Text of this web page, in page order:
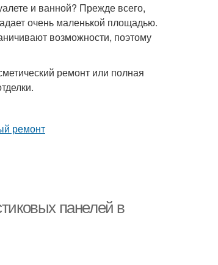
и ванной? Прежде всего,
очень маленькой площадью.
возможности, поэтому
ремонт или полная
панелей в